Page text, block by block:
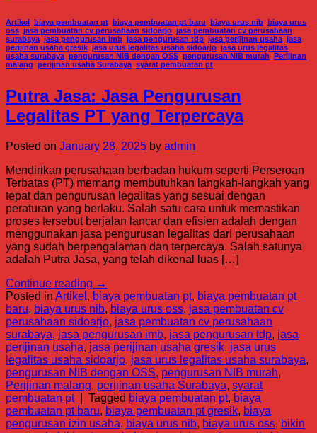
Artikel biaya pembuatan pt biaya pembuatan pt baru biaya urus nib biaya urus
oss jasa pembuatan cv perusahaan sidoarjo jasa pembuatan cv perusahaan
surabaya jasa pengurusan imb jasa pengurusan tdp jasa perijinan usaha jasa
perijinan usaha gresik jasa urus legalitas usaha sidoarjo jasa urus legalitas
usaha surabaya pengurusan NIB dengan OSS pengurusan NIB murah Perijinan
malang perijinan usaha Surabaya syarat pembuatan pt
Putra Jasa: Jasa Pengurusan
Legalitas PT yang Terpercaya
Posted on January 28, 2025 by admin
Mendirikan perusahaan berbadan hukum seperti Perseroan
Terbatas (PT) memang membutuhkan langkah-langkah yang
tepat dan pengurusan legalitas yang sesuai dengan
peraturan yang berlaku. Salah satu cara untuk memastikan
proses tersebut berjalan lancar dan efisien adalah dengan
menggunakan jasa pengurusan legalitas dari perusahaan
yang sudah berpengalaman dan terpercaya. Salah satunya
adalah Putra Jasa, yang telah dikenal luas […]
Continue reading →
Posted in Artikel , biaya pembuatan pt, biaya pembuatan pt
baru, biaya urus nib, biaya urus oss, jasa pembuatan cv
perusahaan sidoarjo, jasa pembuatan cv perusahaan
surabaya, jasa pengurusan imb, jasa pengurusan tdp, jasa
perijinan usaha, jasa perijinan usaha gresik, jasa urus
legalitas usaha sidoarjo, jasa urus legalitas usaha surabaya,
pengurusan NIB dengan OSS, pengurusan NIB murah,
Perijinan malang, perijinan usaha Surabaya, syarat
pembuatan pt
Tagged biaya pembuatan pt, biaya
pembuatan pt baru, biaya pembuatan pt gresik, biaya
pengurusan izin usaha, biaya urus nib, biaya urus oss, bikin